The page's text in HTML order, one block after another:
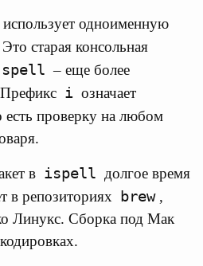
одноименную
старая консольная
spell – еще более
i означает
есть проверку на любом
в ispell долгое время
в репозиториях brew ,
Линукс. Сборка под Мак